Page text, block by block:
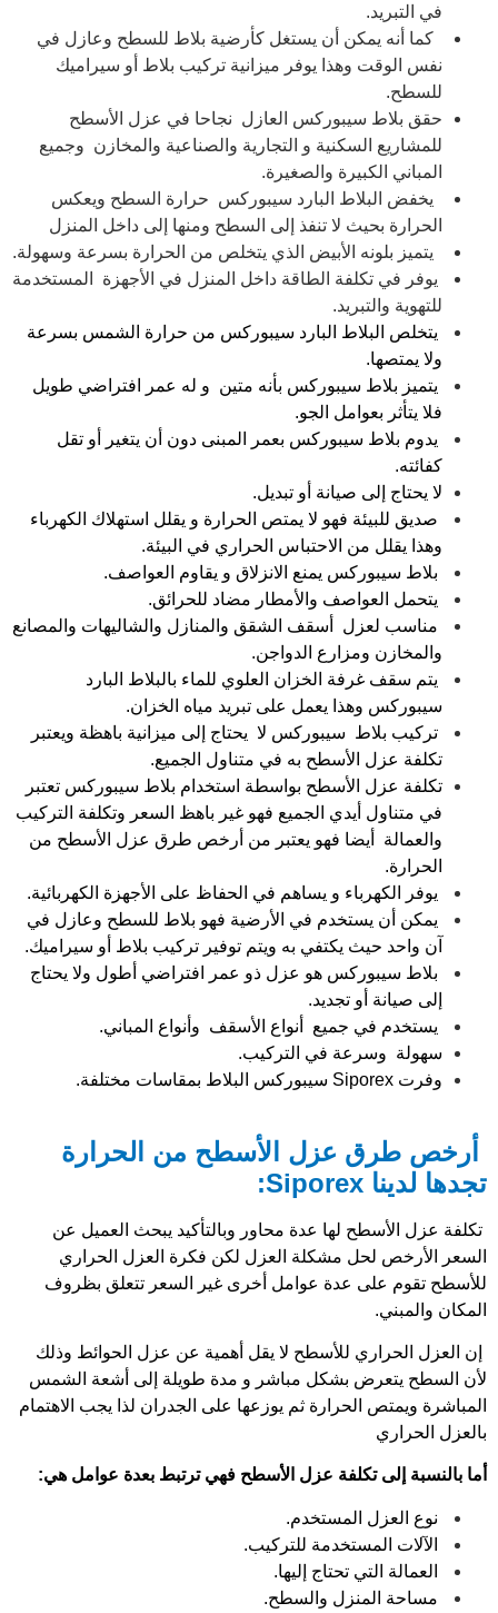
في التبريد.
كما أنه يمكن أن يستغل كأرضية بلاط للسطح وعازل في
نفس الوقت وهذا يوفر ميزانية تركيب بلاط أو سيراميك
للسطح.
حقق بلاط سيبوركس العازل نجاحا في عزل الأسطح
للمشاريع السكنية و التجارية والصناعية والمخازن وجميع
المباني الكبيرة والصغيرة.
يخفض البلاط البارد سيبوركس حرارة السطح ويعكس
الحرارة بحيث لا تنفذ إلى السطح ومنها إلى داخل المنزل
يتميز بلونه الأبيض الذي يتخلص من الحرارة بسرعة وسهولة.
يوفر في تكلفة الطاقة داخل المنزل في الأجهزة المستخدمة
للتهوية والتبريد.
يتخلص البلاط البارد سيبوركس من حرارة الشمس بسرعة
ولا يمتصها.
يتميز بلاط سيبوركس بأنه متين و له عمر افتراضي طويل
فلا يتأثر بعوامل الجو.
يدوم بلاط سيبوركس بعمر المبنى دون أن يتغير أو تقل
كفائته.
لا يحتاج إلى صيانة أو تبديل.
صديق للبيئة فهو لا يمتص الحرارة و يقلل استهلاك الكهرباء
وهذا يقلل من الاحتباس الحراري في البيئة.
بلاط سيبوركس يمنع الانزلاق و يقاوم العواصف.
يتحمل العواصف والأمطار مضاد للحرائق.
مناسب لعزل أسقف الشقق والمنازل والشاليهات والمصانع
والمخازن ومزارع الدواجن.
يتم سقف غرفة الخزان العلوي للماء بالبلاط البارد
سيبوركس وهذا يعمل على تبريد مياه الخزان.
تركيب بلاط سيبوركس لا يحتاج إلى ميزانية باهظة ويعتبر
تكلفة عزل الأسطح به في متناول الجميع.
تكلفة عزل الأسطح بواسطة استخدام بلاط سيبوركس تعتبر
في متناول أيدي الجميع فهو غير باهظ السعر وتكلفة التركيب
والعمالة أيضا فهو يعتبر من أرخص طرق عزل الأسطح من
الحرارة.
يوفر الكهرباء و يساهم في الحفاظ على الأجهزة الكهربائية.
يمكن أن يستخدم في الأرضية فهو بلاط للسطح وعازل في
آن واحد حيث يكتفي به ويتم توفير تركيب بلاط أو سيراميك.
بلاط سيبوركس هو عزل ذو عمر افتراضي أطول ولا يحتاج
إلى صيانة أو تجديد.
يستخدم في جميع أنواع الأسقف وأنواع المباني.
سهولة وسرعة في التركيب.
وفرت Siporex سيبوركس البلاط بمقاسات مختلفة.
أرخص طرق عزل الأسطح من الحرارة
تجدها لدينا Siporex:
تكلفة عزل الأسطح لها عدة محاور وبالتأكيد يبحث العميل عن
السعر الأرخص لحل مشكلة العزل لكن فكرة العزل الحراري
للأسطح تقوم على عدة عوامل أخرى غير السعر تتعلق بظروف
المكان والمبني.
إن العزل الحراري للأسطح لا يقل أهمية عن عزل الحوائط وذلك
لأن السطح يتعرض بشكل مباشر و مدة طويلة إلى أشعة الشمس
المباشرة ويمتص الحرارة ثم يوزعها على الجدران لذا يجب الاهتمام
بالعزل الحراري
أما بالنسبة إلى تكلفة عزل الأسطح فهي ترتبط بعدة عوامل هي:
نوع العزل المستخدم.
الآلات المستخدمة للتركيب.
العمالة التي تحتاج إليها.
مساحة المنزل والسطح.